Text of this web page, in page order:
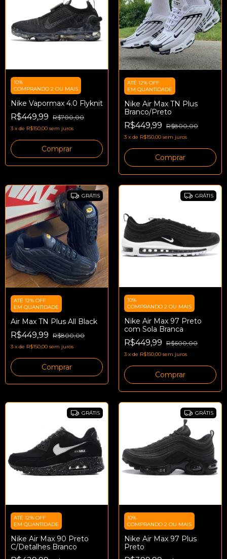
10%
COMPRANDO 2 OU MAIS
Nike Vapormax 4.0 Flyknit
R$449,99 R$700,00
3 x de R$150,00 sem juros
Comprar
ATÉ 12% OFF
EM QUANTIDADE
Nike Air Max TN Plus
Branco/Preto
R$449,99 R$800,00
3 x de R$150,00 sem juros
Comprar
GRÁTIS
ATÉ 12% OFF
EM QUANTIDADE
Air Max TN Plus All Black
R$449,99 R$800,00
3 x de R$150,00 sem juros
Comprar
GRÁTIS
10%
COMPRANDO 2 OU MAIS
Nike Air Max 97 Preto
com Sola Branca
R$449,99 R$600,00
3 x de R$150,00 sem juros
Comprar
GRÁTIS
ATÉ 12% OFF
EM QUANTIDADE
Nike Air Max 90 Preto
C/Detalhes Branco
GRÁTIS
10%
COMPRANDO 2 OU MAIS
Nike Air Max 97 Plus
Preto